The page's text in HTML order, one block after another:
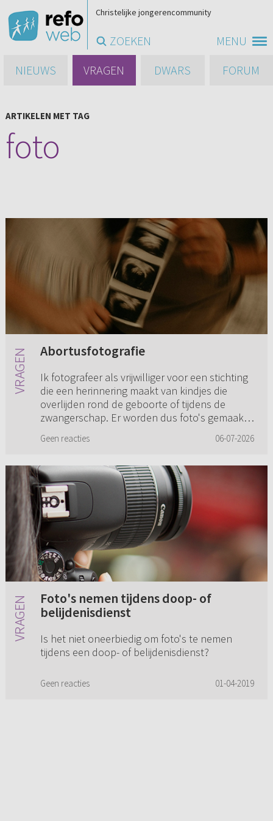
MENU
Christelijke jongerencommunity
ZOEKEN
NIEUWS
VRAGEN DWARS FORUM
ARTIKELEN MET TAG
foto
Abortusfotografie
Ik fotografeer als vrijwilliger voor een stichting
die een herinnering maakt van kindjes die
overlijden rond de geboorte of tijdens de
zwangerschap. Er worden dus foto's gemaakt
Geen reacties 06-07-2026
Foto's nemen tijdens doop- of
belijdenisdienst
Is het niet oneerbiedig om foto's te nemen
tijdens een doop- of belijdenisdienst?
Geen reacties 01-04-2019